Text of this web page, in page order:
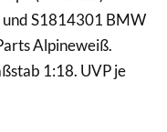
S1814301 BMW
Alpineweiß.
1:18. UVP je